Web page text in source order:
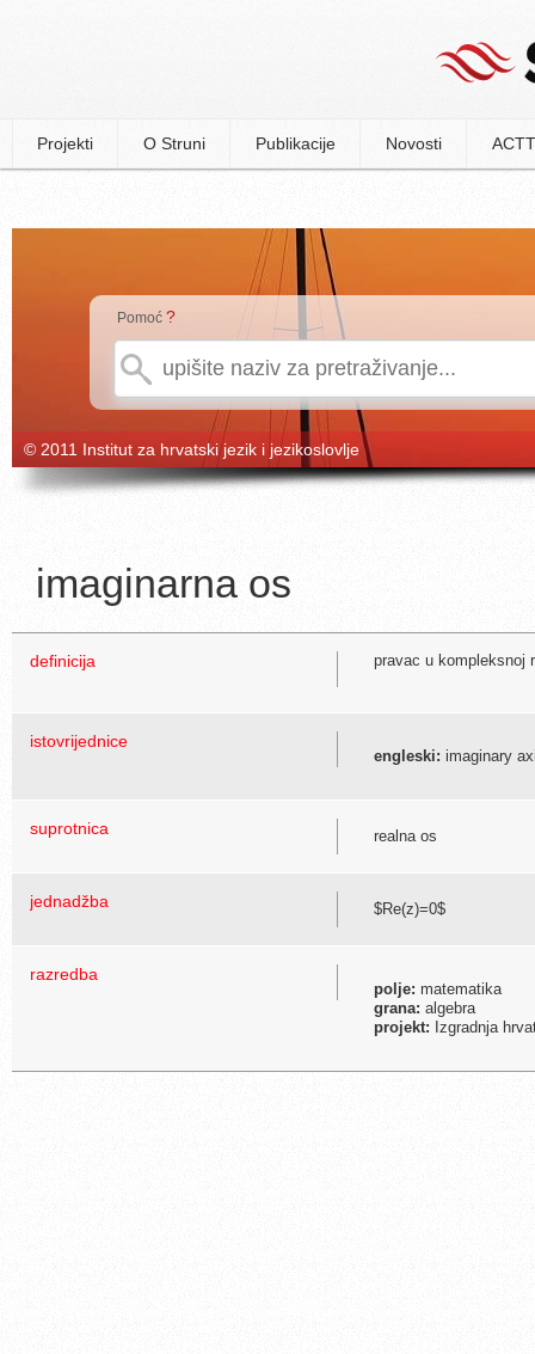
Projekti O Struni Publikacije Novosti
Pomoć ?
© 2011 Institut za hrvatski jezik i jezikoslovlje
imaginarna os
definicija pravac u kompleksnoj
istovrijednice
engleski: imaginary
suprotnica realna os
jednadžba $Re(z)=0$
razredba
polje: matematika
grana: algebra
projekt: Izgradnja